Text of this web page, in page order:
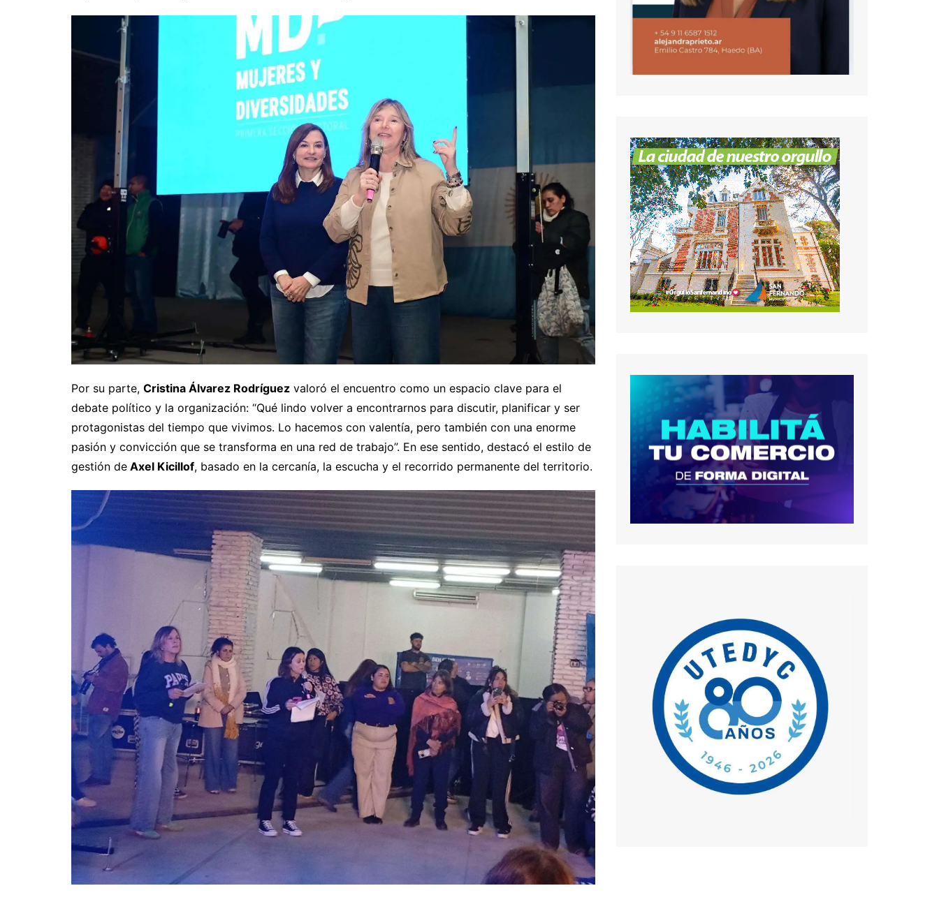
Por su parte, Cristina Álvarez Rodríguez valoró el encuentro como un espacio clave para el
debate político y la organización: “Qué lindo volver a encontrarnos para discutir, planificar y ser
protagonistas del tiempo que vivimos. Lo hacemos con valentía, pero también con una enorme
pasión y convicción que se transforma en una red de trabajo”. En ese sentido, destacó el estilo de
gestión de Axel Kicillof, basado en la cercanía, la escucha y el recorrido permanente del territorio.